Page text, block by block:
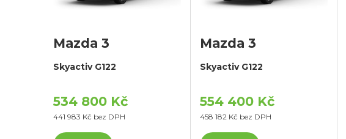
Mazda 3
Skyactiv G122
534 800 Kč
441 983 Kč bez DPH
Mazda 3
Skyactiv G122
554 400 Kč
458 182 Kč bez DPH